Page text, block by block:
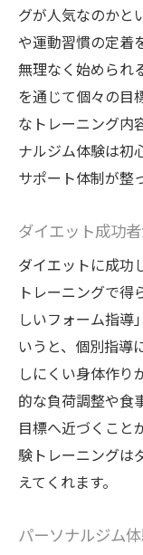
日立市
め
市営や
ト
体験ト
パーソ
う
自分に
体験トレー
パーソ
初心者
続けや
ダイエ
魅力
市営や
体験ト
健康的な減
女性向
グが人気なのかと
や運動習慣の定着
無理なく始められ
を通じて個々の目
なトレーニング内
ナルジム体験は初
サポート体制が整
ダイエット成功
ダイエットに成功
トレーニングで
しいフォーム指導
いうと、個別指導
しにくい身体作り
的な負荷調整や食
目標へ近づくこと
験トレーニングは
えてくれます。
パーソナルジム